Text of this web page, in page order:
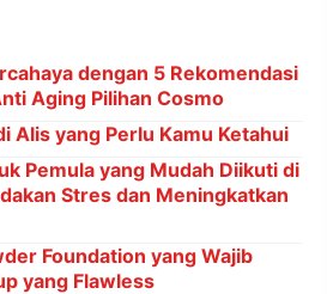
dengan 5 Rekomendasi
Aging Pilihan Cosmo
Alis yang Perlu Kamu Ketahui
Pemula yang Mudah Diikuti di
Stres dan Meningkatkan
Foundation yang Wajib
yang Flawless